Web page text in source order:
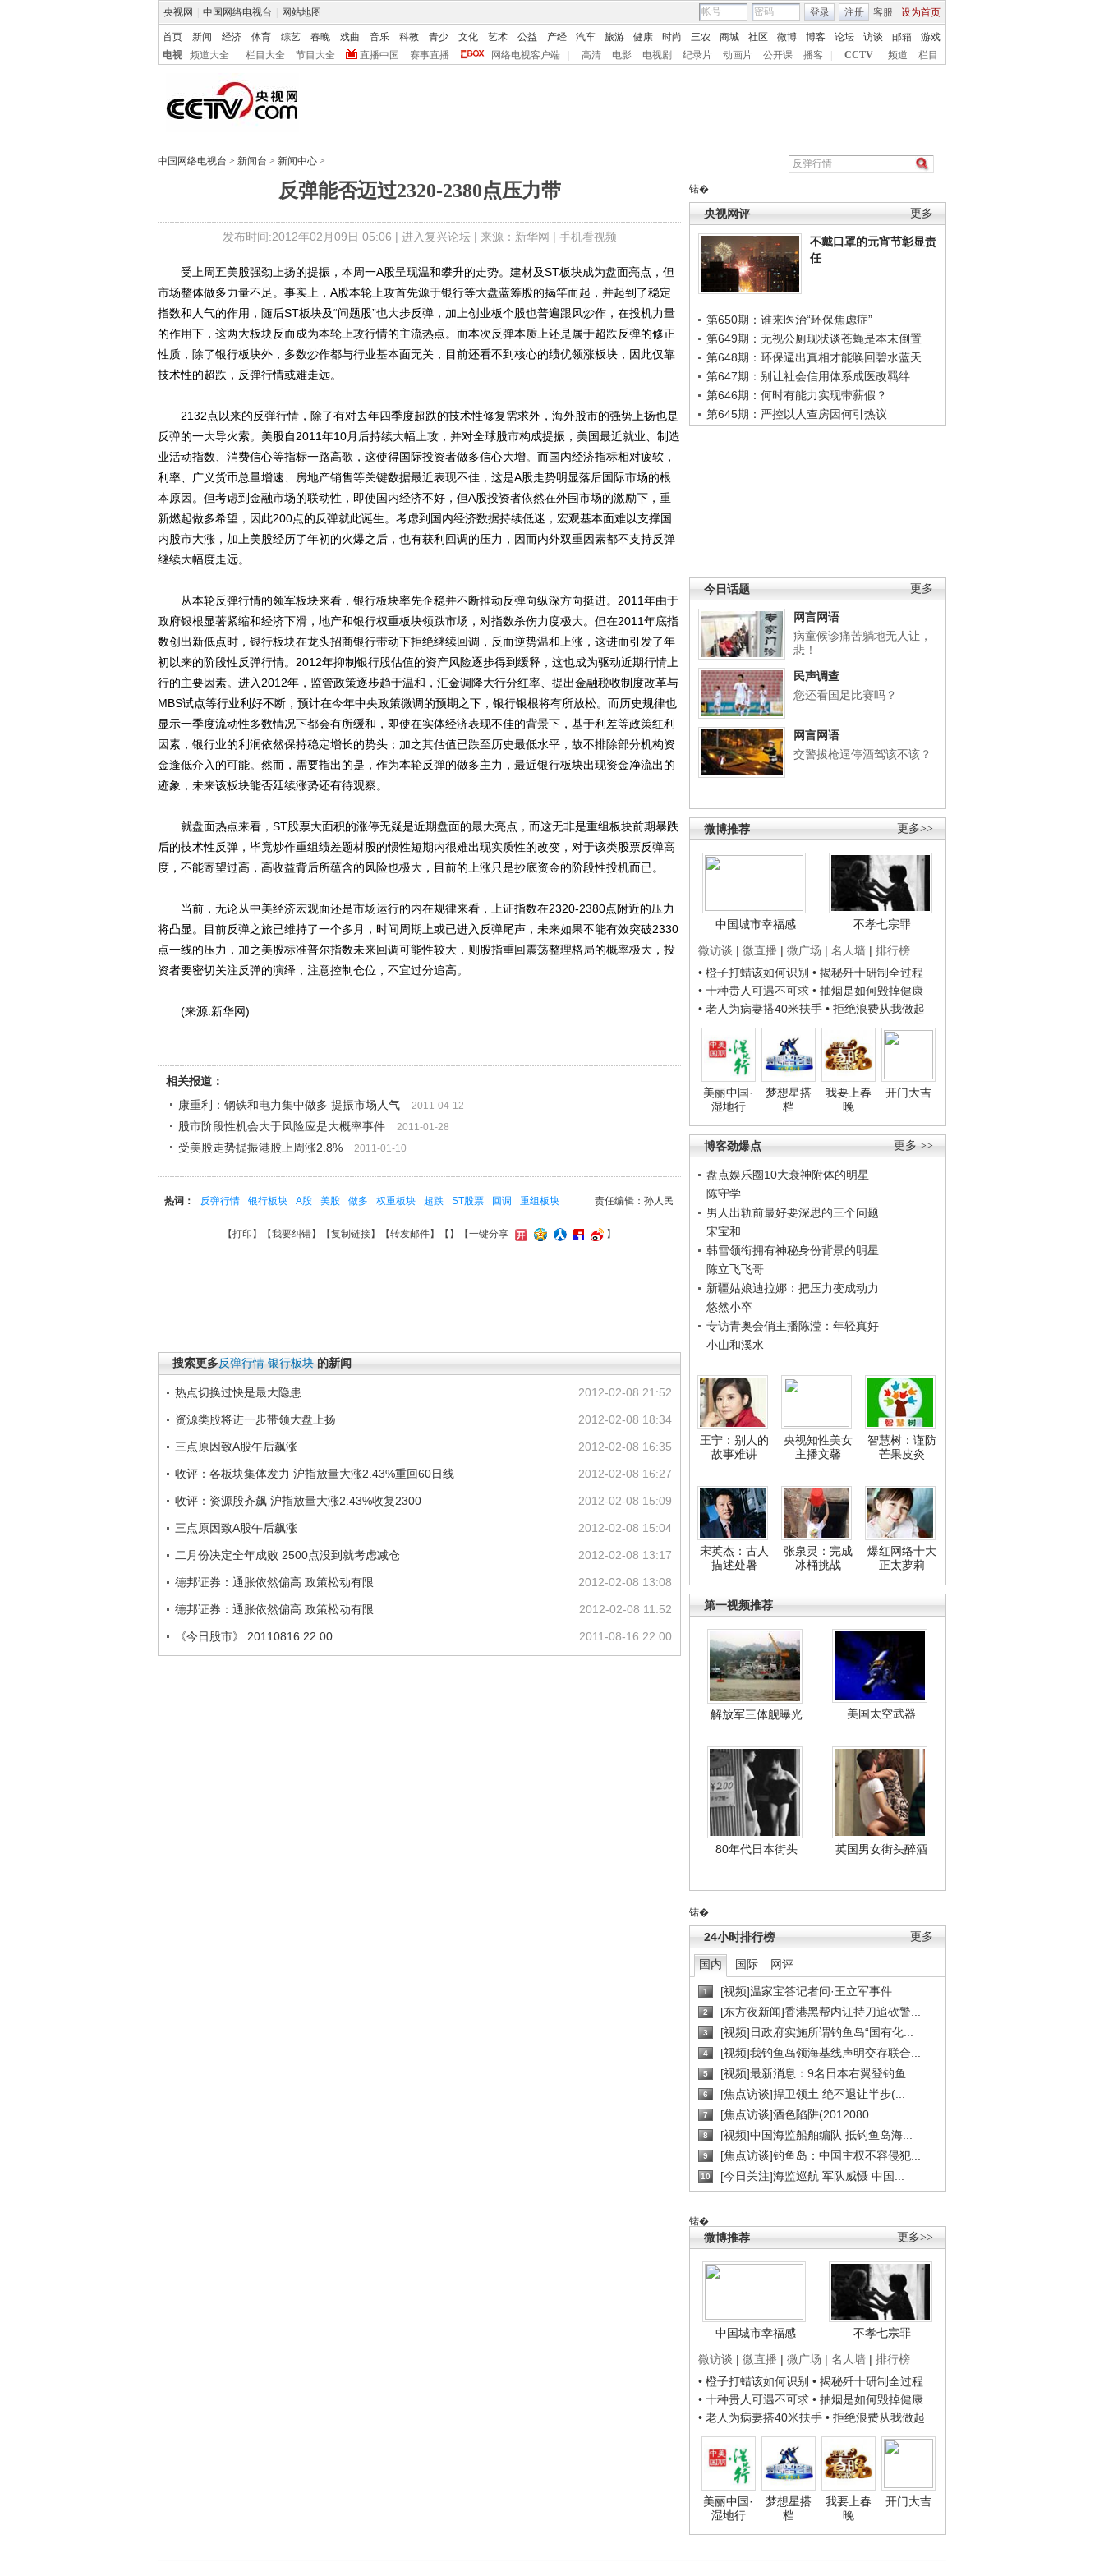
央视网 中国网络电视台 网站地图 客服 设为首页
登录 注册
首页 新闻 经济 体育 综艺 春晚 戏曲 音乐 科教 青少 文化 艺术 公益 产经 汽车 旅游 健康 时尚 三农 商城 社区 微博 博客 论坛 访谈 邮箱
游戏
电视
频道大全 栏目大全 节目大全 直播中国 赛事直播 网络电视客户端 高清 电影 电视剧 纪录片 动画片 公开课 播客 CCTV 频道 栏目
中国网络电视台 > 新闻台 > 新闻中心 >
反弹能否迈过2320-2380点压力带
发布时间:2012年02月09日 05:06 | 进入复兴论坛| 来源：新华网 | 手机看视频
锘�
更多
央视网评
不戴口罩的元宵节彰显责
任
第650期：谁来医治“环保焦虑症”
第649期：无视公厕现状谈苍蝇是本末倒置
第648期：环保逼出真相才能唤回碧水蓝天
第647期：别让社会信用体系成医改羁绊
第646期：何时有能力实现带薪假？
第645期：严控以人查房因何引热议
更多
今日话题
网言网语
病童候诊痛苦躺地无人让，
悲！
民声调查
您还看国足比赛吗？
网言网语
交警拔枪逼停酒驾该不该？
更多>>
微博推荐
中国城市幸福感
不孝七宗罪
微访谈 | 微直播 | 微广场 | 名人墙 | 排行榜
• 橙子打蜡该如何识别 • 揭秘歼十研制全过程
• 十种贵人可遇不可求 • 抽烟是如何毁掉健康
• 老人为病妻搭40米扶手 • 拒绝浪费从我做起
美丽中国·
湿地行
梦想星搭
档
我要上春
晚
开门大吉
更多 >>
博客劲爆点
盘点娱乐圈10大衰神附体的明星
陈守学
男人出轨前最好要深思的三个问题
宋宝和
韩雪领衔拥有神秘身份背景的明星
陈立飞飞哥
新疆姑娘迪拉娜：把压力变成动力
悠然小卒
专访青奥会俏主播陈滢：年轻真好
小山和溪水
王宁：别人的
故事难讲
央视知性美女
主播文馨
智慧树：谨防
芒果皮炎
宋英杰：古人
描述处暑
张泉灵：完成
冰桶挑战
爆红网络十大
正太萝莉
第一视频推荐
解放军三体舰曝光 美国太空武器
80年代日本街头 英国男女街头醉酒
锘�
更多
24小时排行榜
国内 国际 网评
1 [视频]温家宝答记者问·王立军事件
2 [东方夜新闻]香港黑帮内讧持刀追砍警...
3 [视频]日政府实施所谓钓鱼岛“国有化...
4 [视频]我钓鱼岛领海基线声明交存联合...
5 [视频]最新消息：9名日本右翼登钓鱼...
6 [焦点访谈]捍卫领土 绝不退让半步(...
7 [焦点访谈]酒色陷阱(2012080...
8 [视频]中国海监船舶编队 抵钓鱼岛海...
9 [焦点访谈]钓鱼岛：中国主权不容侵犯...
10 [今日关注]海监巡航 军队威慑 中国...
锘�
更多>>
微博推荐
中国城市幸福感
不孝七宗罪
微访谈 | 微直播 | 微广场 | 名人墙 | 排行榜
• 橙子打蜡该如何识别 • 揭秘歼十研制全过程
• 十种贵人可遇不可求 • 抽烟是如何毁掉健康
• 老人为病妻搭40米扶手 • 拒绝浪费从我做起
美丽中国·
湿地行
梦想星搭
档
我要上春
晚
开门大吉
受上周五美股强劲上扬的提振，本周一A股呈现温和攀升的走势。建材及ST板块成为盘面亮点，但
市场整体做多力量不足。事实上，A股本轮上攻首先源于银行等大盘蓝筹股的揭竿而起，并起到了稳定
指数和人气的作用，随后ST板块及“问题股”也大步反弹，加上创业板个股也普遍跟风炒作，在投机力量
的作用下，这两大板块反而成为本轮上攻行情的主流热点。而本次反弹本质上还是属于超跌反弹的修正
性质，除了银行板块外，多数炒作都与行业基本面无关，目前还看不到核心的绩优领涨板块，因此仅靠
技术性的超跌，反弹行情或难走远。
2132点以来的反弹行情，除了有对去年四季度超跌的技术性修复需求外，海外股市的强势上扬也是
反弹的一大导火索。美股自2011年10月后持续大幅上攻，并对全球股市构成提振，美国最近就业、制造
业活动指数、消费信心等指标一路高歌，这使得国际投资者做多信心大增。而国内经济指标相对疲软，
利率、广义货币总量增速、房地产销售等关键数据最近表现不佳，这是A股走势明显落后国际市场的根
本原因。但考虑到金融市场的联动性，即使国内经济不好，但A股投资者依然在外围市场的激励下，重
新燃起做多希望，因此200点的反弹就此诞生。考虑到国内经济数据持续低迷，宏观基本面难以支撑国
内股市大涨，加上美股经历了年初的火爆之后，也有获利回调的压力，因而内外双重因素都不支持反弹
继续大幅度走远。
从本轮反弹行情的领军板块来看，银行板块率先企稳并不断推动反弹向纵深方向挺进。2011年由于
政府银根显著紧缩和经济下滑，地产和银行权重板块领跌市场，对指数杀伤力度极大。但在2011年底指
数创出新低点时，银行板块在龙头招商银行带动下拒绝继续回调，反而逆势温和上涨，这进而引发了年
初以来的阶段性反弹行情。2012年抑制银行股估值的资产风险逐步得到缓释，这也成为驱动近期行情上
行的主要因素。进入2012年，监管政策逐步趋于温和，汇金调降大行分红率、提出金融税收制度改革与
MBS试点等行业利好不断，预计在今年中央政策微调的预期之下，银行银根将有所放松。而历史规律也
显示一季度流动性多数情况下都会有所缓和，即使在实体经济表现不佳的背景下，基于利差等政策红利
因素，银行业的利润依然保持稳定增长的势头；加之其估值已跌至历史最低水平，故不排除部分机构资
金逢低介入的可能。然而，需要指出的是，作为本轮反弹的做多主力，最近银行板块出现资金净流出的
迹象，未来该板块能否延续涨势还有待观察。
就盘面热点来看，ST股票大面积的涨停无疑是近期盘面的最大亮点，而这无非是重组板块前期暴跌
后的技术性反弹，毕竟炒作重组绩差题材股的惯性短期内很难出现实质性的改变，对于该类股票反弹高
度，不能寄望过高，高收益背后所蕴含的风险也极大，目前的上涨只是抄底资金的阶段性投机而已。
当前，无论从中美经济宏观面还是市场运行的内在规律来看，上证指数在2320-2380点附近的压力
将凸显。目前反弹之旅已维持了一个多月，时间周期上或已进入反弹尾声，未来如果不能有效突破2330
点一线的压力，加之美股标准普尔指数未来回调可能性较大，则股指重回震荡整理格局的概率极大，投
资者要密切关注反弹的演绎，注意控制仓位，不宜过分追高。
(来源:新华网)
相关报道：
康重利：钢铁和电力集中做多 提振市场人气
2011-04-12
股市阶段性机会大于风险应是大概率事件 2011-01-28
受美股走势提振港股上周涨2.8% 2011-01-10
责任编辑：孙人民
热词： 反弹行情 银行板块 A股 美股 做多 权重板块 超跌 ST股票 回调 重组板块
【打印 】【我要纠错】【复制链接】【转发邮件】【 】 【一键分享 】
搜索更多反弹行情 银行板块 的新闻
2012-02-08 21:52
热点切换过快是最大隐患
2012-02-08 18:34
资源类股将进一步带领大盘上扬
2012-02-08 16:35
三点原因致A股午后飙涨
2012-02-08 16:27
收评：各板块集体发力 沪指放量大涨2.43%重回60日线
2012-02-08 15:09
收评：资源股齐飙 沪指放量大涨2.43%收复2300
2012-02-08 15:04
三点原因致A股午后飙涨
2012-02-08 13:17
二月份决定全年成败 2500点没到就考虑减仓
2012-02-08 13:08
德邦证券：通胀依然偏高 政策松动有限
2012-02-08 11:52
德邦证券：通胀依然偏高 政策松动有限
2011-08-16 22:00
《今日股市》 20110816 22:00